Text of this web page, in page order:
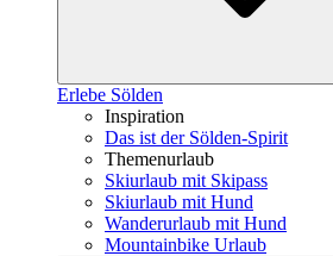
Erlebe Sölden
Inspiration
Das ist der Sölden-Spirit
Themenurlaub
Skiurlaub mit Skipass
Skiurlaub mit Hund
Wanderurlaub mit Hund
Mountainbike Urlaub